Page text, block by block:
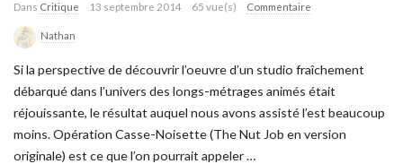
Dans Critique 13 septembre 2014 65 vue(s) Commentaire
Nathan
Si la perspective de découvrir l’oeuvre d’un studio fraîchement
débarqué dans l’univers des longs-métrages animés était
réjouissante, le résultat auquel nous avons assisté l’est beaucoup
moins. Opération Casse-Noisette (The Nut Job en version
originale) est ce que l’on pourrait appeler…